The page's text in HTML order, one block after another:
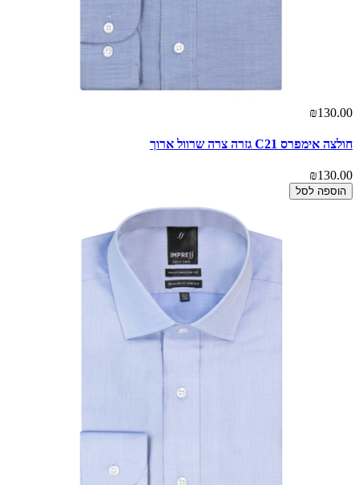
₪130.00
חולצה אימפרס C21 גזרה צרה שרוול ארוך
₪130.00
הוספה לסל